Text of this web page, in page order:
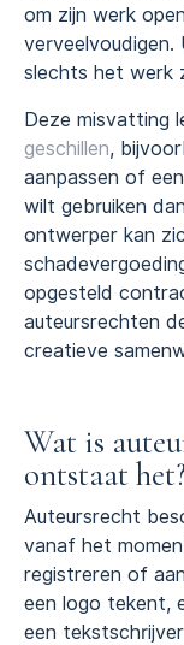
om zijn werk
slechts het werk
Deze misvatting
geschillen,
aanpassen of
wilt gebruiken
ontwerper kan
opgesteld
auteursrechten
creatieve
Wat is
ontstaat het?
Auteursrecht
vanaf het
registreren of
een logo tekent,
een